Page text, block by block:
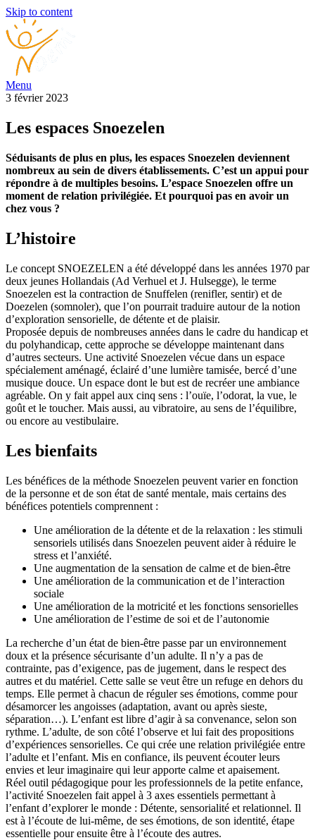
Skip to content
Menu
3 février 2023
Les espaces Snoezelen
Séduisants de plus en plus, les espaces Snoezelen deviennent
nombreux au sein de divers établissements. C’est un appui pour
répondre à de multiples besoins. L’espace Snoezelen offre un
moment de relation privilégiée. Et pourquoi pas en avoir un
chez vous ?
L’histoire
Le concept SNOEZELEN a été développé dans les années 1970 par
deux jeunes Hollandais (Ad Verhuel et J. Hulsegge), le terme
Snoezelen est la contraction de Snuffelen (renifler, sentir) et de
Doezelen (somnoler), que l’on pourrait traduire autour de la notion
d’exploration sensorielle, de détente et de plaisir.
Proposée depuis de nombreuses années dans le cadre du handicap et
du polyhandicap, cette approche se développe maintenant dans
d’autres secteurs. Une activité Snoezelen vécue dans un espace
spécialement aménagé, éclairé d’une lumière tamisée, bercé d’une
musique douce. Un espace dont le but est de recréer une ambiance
agréable. On y fait appel aux cinq sens : l’ouïe, l’odorat, la vue, le
goût et le toucher. Mais aussi, au vibratoire, au sens de l’équilibre,
ou encore au vestibulaire.
Les bienfaits
Les bénéfices de la méthode Snoezelen peuvent varier en fonction
de la personne et de son état de santé mentale, mais certains des
bénéfices potentiels comprennent :
Une amélioration de la détente et de la relaxation : les stimuli
sensoriels utilisés dans Snoezelen peuvent aider à réduire le
stress et l’anxiété.
Une augmentation de la sensation de calme et de bien-être
Une amélioration de la communication et de l’interaction
sociale
Une amélioration de la motricité et les fonctions sensorielles
Une amélioration de l’estime de soi et de l’autonomie
La recherche d’un état de bien-être passe par un environnement
doux et la présence sécurisante d’un adulte. Il n’y a pas de
contrainte, pas d’exigence, pas de jugement, dans le respect des
autres et du matériel. Cette salle se veut être un refuge en dehors du
temps. Elle permet à chacun de réguler ses émotions, comme pour
désamorcer les angoisses (adaptation, avant ou après sieste,
séparation…). L’enfant est libre d’agir à sa convenance, selon son
rythme. L’adulte, de son côté l’observe et lui fait des propositions
d’expériences sensorielles. Ce qui crée une relation privilégiée entre
l’adulte et l’enfant. Mis en confiance, ils peuvent écouter leurs
envies et leur imaginaire qui leur apporte calme et apaisement.
Réel outil pédagogique pour les professionnels de la petite enfance,
l’activité Snoezelen fait appel à 3 axes essentiels permettant à
l’enfant d’explorer le monde : Détente, sensorialité et relationnel. Il
est à l’écoute de lui-même, de ses émotions, de son identité, étape
essentielle pour ensuite être à l’écoute des autres.